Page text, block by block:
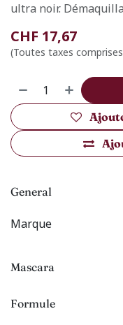
ultra noir.
CHF 17,67
(Toutes taxes
General
Marque
Mascara
Formule